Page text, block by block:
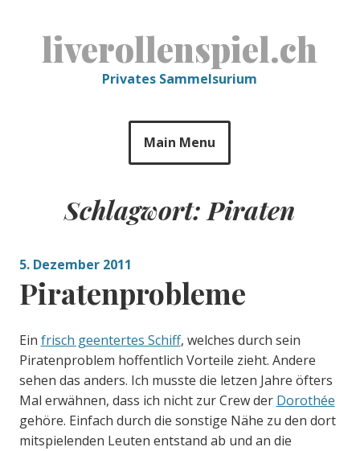
liverollenspiel.ch
Privates Sammelsurium
Main Menu
Schlagwort: Piraten
5. Dezember 2011
Piratenprobleme
Ein frisch geentertes Schiff, welches durch sein
Piratenproblem hoffentlich Vorteile zieht. Andere
sehen das anders. Ich musste die letzen Jahre öfters
Mal erwähnen, dass ich nicht zur Crew der Dorothée
gehöre. Einfach durch die sonstige Nähe zu den dort
mitspielenden Leuten entstand ab und an die